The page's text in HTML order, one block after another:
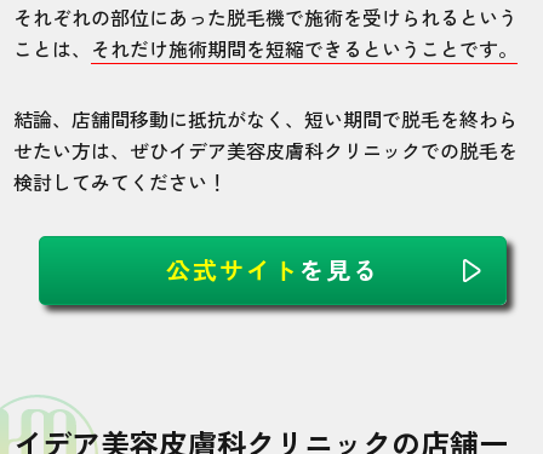
それぞれの部位にあった脱毛機で施術を受けられるという
ことは、 それだけ施術期間を短縮できるということです。
結論、店舗間移動に抵抗がなく、短い期間で脱毛を終わら
せたい方は、ぜひイデア美容皮膚科クリニックでの脱毛を
検討してみてください！
公式サイト を見る
イデア美容皮膚科クリニックの店舗一